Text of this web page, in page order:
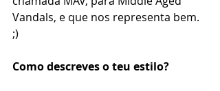
Vandals, e que nos representa bem.
;)
Como descreves o teu estilo?